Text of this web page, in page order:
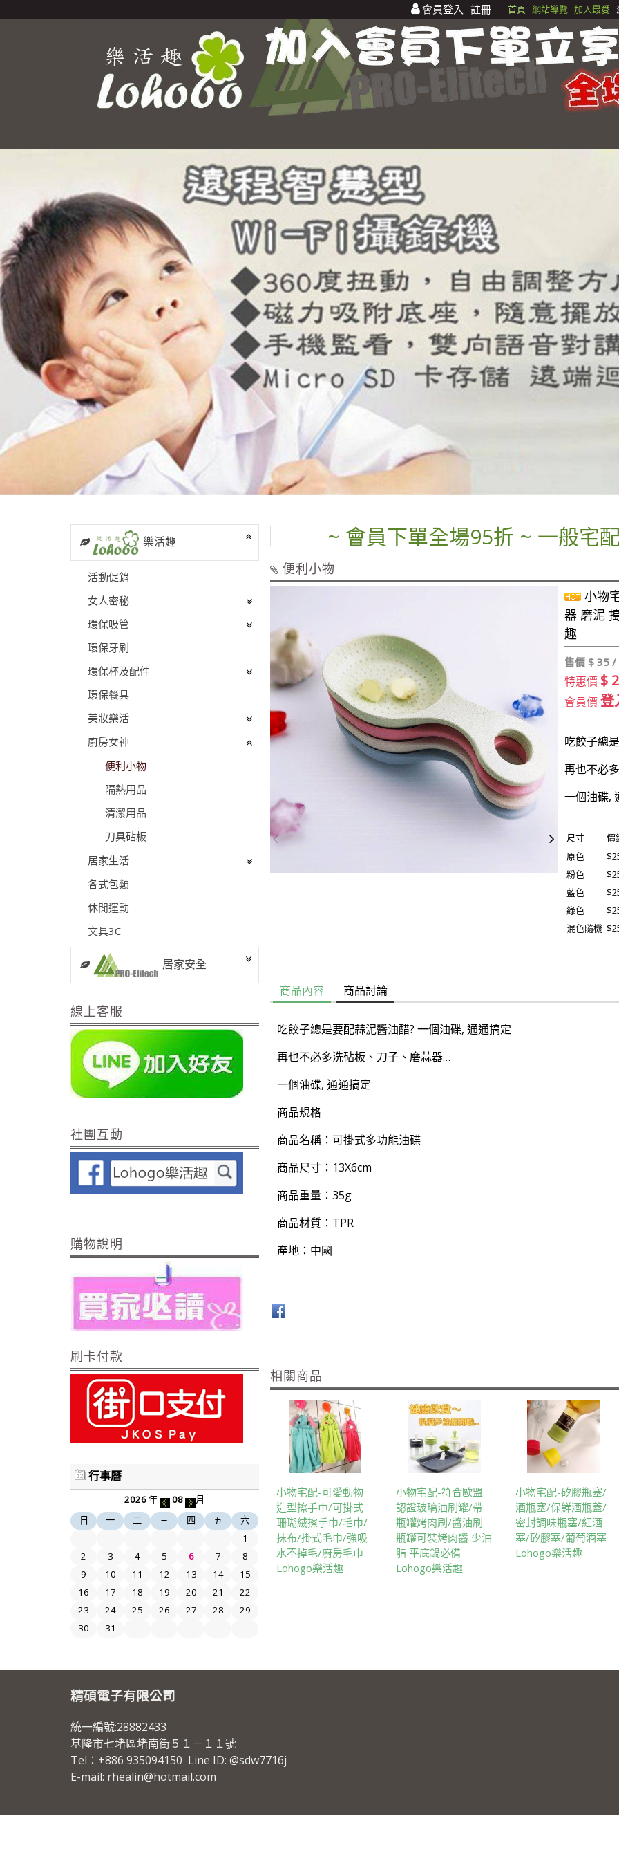
首頁 網站導覽 加入最愛
會員登入 註冊
樂活趣
活動促銷
女人密秘
環保吸管
環保牙刷
環保杯及配件
環保餐具
美妝樂活
廚房女神
便利小物
隔熱用品
清潔用品
刀具砧板
居家生活
各式包類
休閒運動
文具3C
居家安全
線上客服
社團互動
購物說明
刷卡付款
行事曆
2026年 08
月
日
一 二 三 四 五
六
1
2
3 4 5 6 7
8
9
10 11 12 13 14
15
16
17 18 19 20 21
22
23
24 25 26 27 28
29
30
31
~ 會員下單全場95折 ~ 一般宅配運
便利小物
小物
器 磨泥
趣
售價 $35 /
特惠價 $
會員價登
吃餃子總
再也不必
一個油碟,
尺寸
價
原色
粉色
藍色
綠色
混色隨機
商品內容 商品討論
吃餃子總是要配蒜泥醬油醋? 一個油碟, 通通搞定
再也不必多洗砧板、刀子、磨蒜器…
一個油碟, 通通搞定
商品規格
商品名稱：可掛式多功能油碟
商品尺寸：13X6cm
商品重量：35g
商品材質：TPR
產地：中國
相關商品
小物宅配-可愛動物
造型擦手巾/可掛式
珊瑚絨擦手巾/毛巾/
抹布/掛式毛巾/強吸
水不掉毛/廚房毛巾
Lohogo樂活趣
小物宅配-符合歐盟
認證玻璃油刷罐/帶
瓶罐烤肉刷/醬油刷
瓶罐可裝烤肉醬 少油
脂 平底鍋必備
Lohogo樂活趣
小物宅配-矽膠瓶塞/
酒瓶塞/保鮮酒瓶蓋/
密封調味瓶塞/紅酒
塞/矽膠塞/葡萄酒塞
Lohogo樂活趣
精碩電子有限公司
統一編號:28882433
基隆市七堵區堵南街５１－１１號
Tel：+886 935094150 Line ID: @sdw7716j
E-mail: rhealin@hotmail.com